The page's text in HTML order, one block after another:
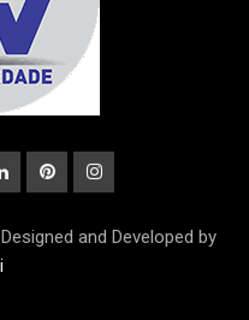
and Developed by